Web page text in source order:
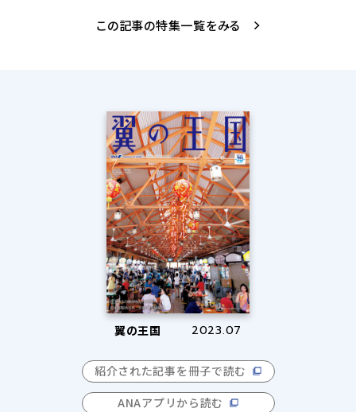
この記事の特集一覧をみる
翼の王国 2023.07
紹介された記事を冊子で読む
ANAアプリから読む